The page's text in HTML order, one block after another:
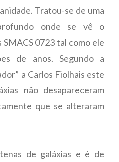
Tratou-se de uma
onde se vê o
0723 tal como ele
de anos. Segundo a
a Carlos Fiolhais este
não desapareceram
que se alteraram
de galáxias e é de